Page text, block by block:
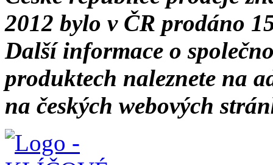
2012 bylo v ČR prodáno
Další informace o
produktech naleznete na
na českých webových